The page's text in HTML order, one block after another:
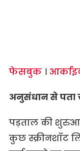
फेसबुक।
अनुसंधान से पता
पड़ताल की
कुछ स्क्रीनशॉट